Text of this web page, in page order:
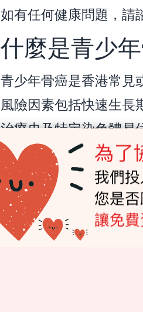
如有任何健康問題，請
什麼是青少
青少年骨癌是香港常見
風險因素包括快速生長
治療史及特定染色體易
能不明顯，定期身體檢
患者和家屬常關心「哪
到具備相關專科資格
隊。